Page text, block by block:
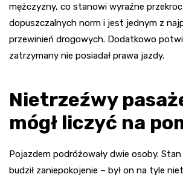
mężczyzny, co stanowi wyraźne
dopuszczalnych norm i jest jednym z
przewinień drogowych. Dodatkowo
zatrzymany nie posiadał prawa jazdy.
Nietrzeźwy
mógł liczyć na
Pojazdem podróżowały dwie osoby.
budził zaniepokojenie – był on na tyle